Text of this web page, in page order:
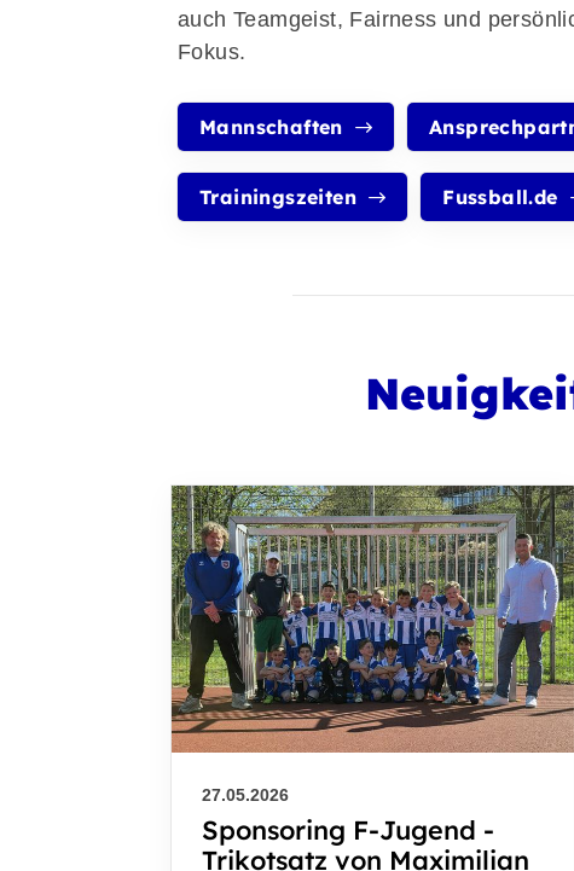
auch Teamgeist, Fairness und
Fokus.
Mannschaften
Trainingszeiten Fussball.de
27.05.2026
Sponsoring F-Jugend -
Trikotsatz von Maximilian